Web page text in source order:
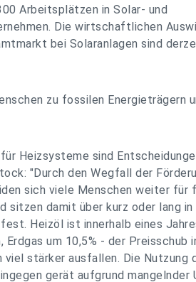
Arbeitsplätzen in Solar- und
Die wirtschaftlichen
bei Solaranlagen sind
zu fossilen Energieträgern
Heizsysteme sind
"Durch den Wegfall der
sich viele Menschen weiter für
sitzen damit über kurz oder lang in
Heizöl ist innerhalb eines
Erdgas um 10,5% - der Preisschub
viel stärker ausfallen. Die Nutzung
gerät aufgrund